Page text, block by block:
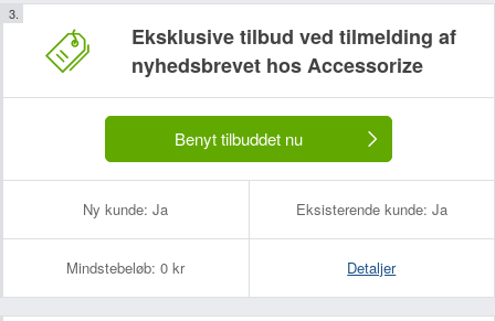
Eksklusive tilbud ved tilmelding af
nyhedsbrevet hos Accessorize
Benyt tilbuddet nu
Ny kunde: Ja Eksisterende kunde: Ja
Mindstebeløb: 0 kr Detaljer